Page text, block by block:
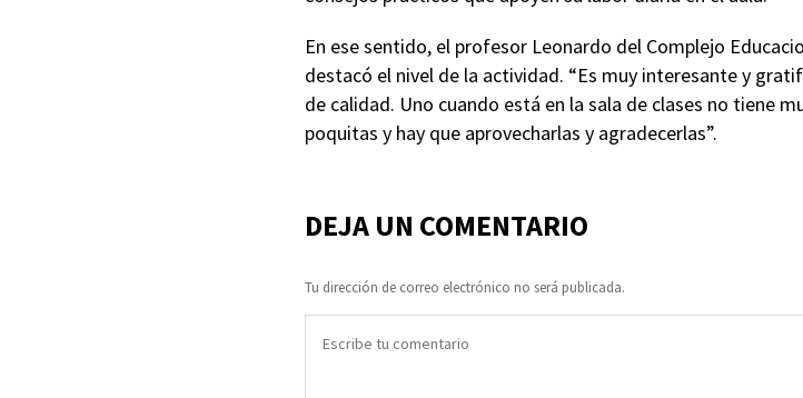
En ese sentido, el profesor Leonardo del Complejo
destacó el nivel de la actividad. “Es muy interesante y
de calidad. Uno cuando está en la sala de clases no tiene
poquitas y hay que aprovecharlas y agradecerlas”.
DEJA UN COMENTARIO
Tu dirección de correo electrónico no será publicada.